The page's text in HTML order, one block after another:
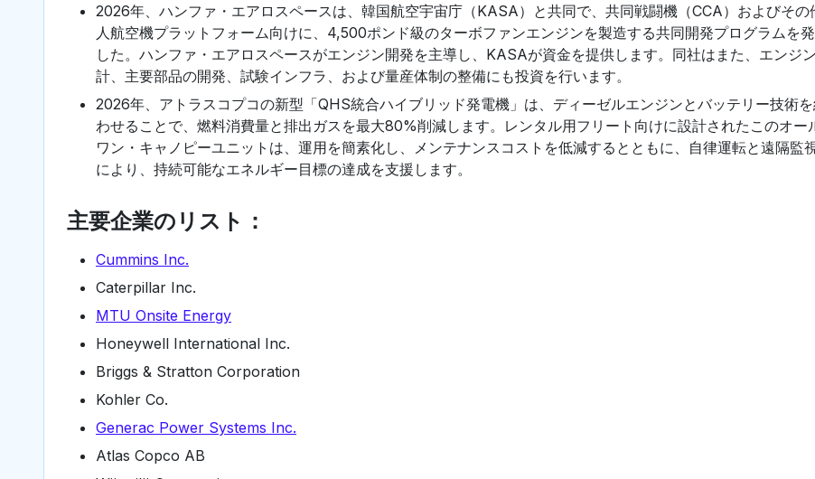
2026年、ハンファ・エアロスペースは、韓国航空宇宙庁（KASA）と共同で、共同戦闘機（CCA）およびその
人航空機プラットフォーム向けに、4,500ポンド級のターボファンエンジンを製造する共同開発プログラムを
した。ハンファ・エアロスペースがエンジン開発を主導し、KASAが資金を提供します。同社はまた、エンジ
計、主要部品の開発、試験インフラ、および量産体制の整備にも投資を行います。
2026年、アトラスコプコの新型「QHS統合ハイブリッド発電機」は、ディーゼルエンジンとバッテリー技術
わせることで、燃料消費量と排出ガスを最大80%削減します。レンタル用フリート向けに設計されたこのオー
ワン・キャノピーユニットは、運用を簡素化し、メンテナンスコストを低減するとともに、自律運転と遠隔監
により、持続可能なエネルギー目標の達成を支援します。
主要企業のリスト：
Cummins Inc.
Caterpillar Inc.
MTU Onsite Energy
Honeywell International Inc.
Briggs & Stratton Corporation
Kohler Co.
Generac Power Systems Inc.
Atlas Copco AB